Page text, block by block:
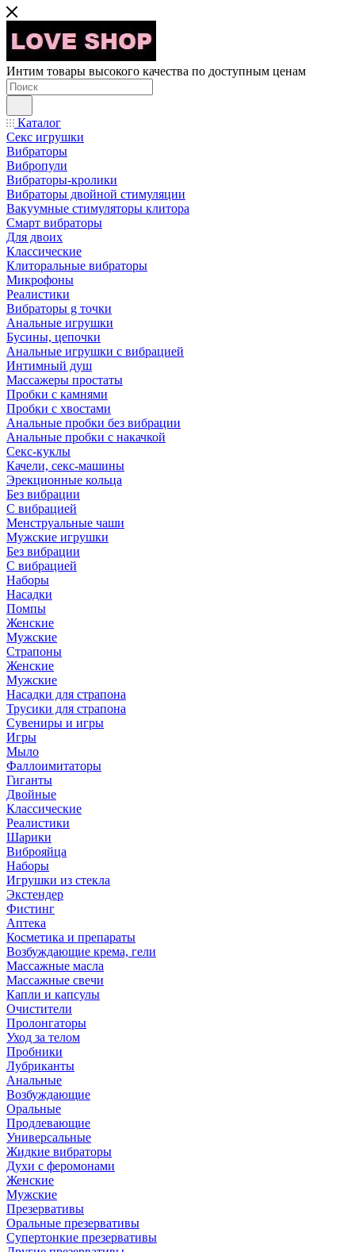
Интим товары высокого качества по доступным ценам
Каталог
Секс игрушки
Вибраторы
Вибропули
Вибраторы-кролики
Вибраторы двойной стимуляции
Вакуумные стимуляторы клитора
Смарт вибраторы
Для двоих
Классические
Клиторальные вибраторы
Микрофоны
Реалистики
Вибраторы g точки
Анальные игрушки
Бусины, цепочки
Анальные игрушки с вибрацией
Интимный душ
Массажеры простаты
Пробки с камнями
Пробки с хвостами
Анальные пробки без вибрации
Анальные пробки с накачкой
Секс-куклы
Качели, секс-машины
Эрекционные кольца
Без вибрации
С вибрацией
Менструальные чаши
Мужские игрушки
Без вибрации
С вибрацией
Наборы
Насадки
Помпы
Женские
Мужские
Страпоны
Женские
Мужские
Насадки для страпона
Трусики для страпона
Сувениры и игры
Игры
Мыло
Фаллоимитаторы
Гиганты
Двойные
Классические
Реалистики
Шарики
Виброяйца
Наборы
Игрушки из стекла
Экстендер
Фистинг
Аптека
Косметика и препараты
Возбуждающие крема, гели
Массажные масла
Массажные свечи
Капли и капсулы
Очистители
Пролонгаторы
Уход за телом
Пробники
Лубриканты
Анальные
Возбуждающие
Оральные
Продлевающие
Универсальные
Жидкие вибраторы
Духи с феромонами
Женские
Мужские
Презервативы
Оральные презервативы
Супертонкие презервативы